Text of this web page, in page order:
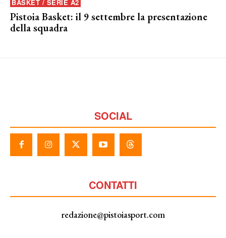
BASKET / SERIE A2
Pistoia Basket: il 9 settembre la presentazione
della squadra
SOCIAL
CONTATTI
redazione@pistoiasport.com